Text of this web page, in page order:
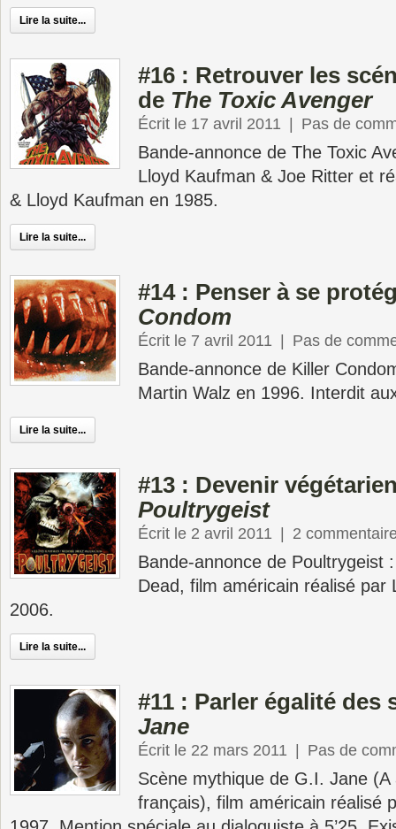
Lire la suite...
#16 : Retrouver les
de The Toxic Avenger
Écrit le 17 avril 2011 Pas de
Bande-annonce de The Toxic
Lloyd Kaufman & Joe Ritter et
& Lloyd Kaufman en 1985.
Lire la suite...
#14 : Penser à se
Condom
Écrit le 7 avril 2011 Pas de
Bande-annonce de Killer
Martin Walz en 1996. Interdit
Lire la suite...
#13 : Devenir
Poultrygeist
Écrit le 2 avril 2011 2
Bande-annonce de Poultrygeist
Dead, film américain réalisé par
2006.
Lire la suite...
#11 : Parler égalité des
Jane
Écrit le 22 mars 2011 Pas de
Scène mythique de G.I. Jane
français), film américain réalisé